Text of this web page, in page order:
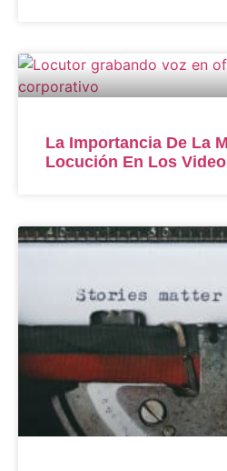
La Importancia De La
Locución En Los